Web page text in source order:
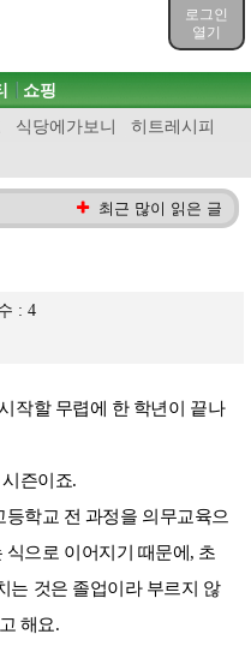
로그인
열기
식당에가보니
히트레시피
쇼핑
최근 많이 읽은 글
:4
작할 무렵에 한 학년이 끝나
즌이죠.
학교 전 과정을 의무교육으
식으로 이어지기 때문에, 초
는 것은 졸업이라 부르지 않
해요.